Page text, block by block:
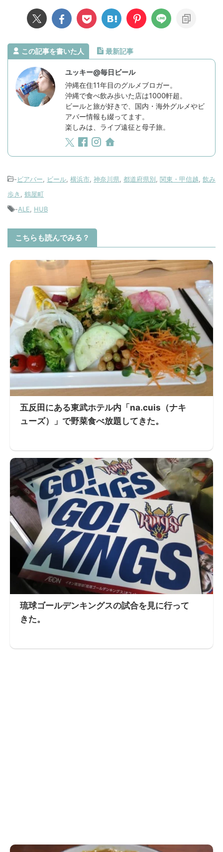
この記事を書いた人 最新記事
ユッキー@毎日ビール
沖縄在住11年目のグルメブロガー。
沖縄で食べ飲み歩いた店は1000軒超。
ビールと旅が好きで、国内・海外グルメやビ
アバー情報も綴ってます。
楽しみは、ライブ遠征と母子旅。
-ビアバー, ビール, 横浜市, 神奈川県, 都道府県別, 関東・甲信越, 飲み
歩き , 鶴屋町
-ALE, HUB
こちらも読んでみる？
五反田にある東武ホテル内「na.cuis（ナキ
ューズ）」で野菜食べ放題してきた。
琉球ゴールデンキングスの試合を見に行って
きた。